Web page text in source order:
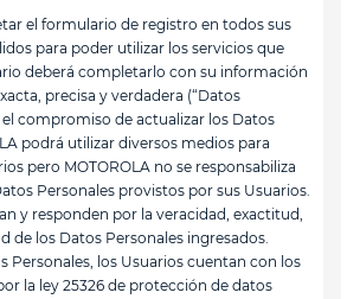
el formulario de registro en todos sus
para poder utilizar los servicios que
deberá completarlo con su información
precisa y verdadera (“Datos
el compromiso de actualizar los Datos
podrá utilizar diversos medios para
pero MOTOROLA no se responsabiliza
Personales provistos por sus Usuarios.
y responden por la veracidad, exactitud,
de los Datos Personales ingresados.
Personales, los Usuarios cuentan con los
la ley 25326 de protección de datos